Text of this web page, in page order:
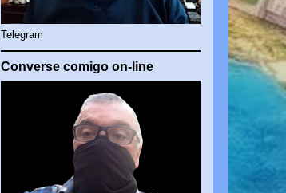
Telegram
Converse comigo on-line